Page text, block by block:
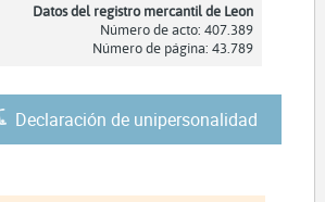
Datos del registro mercantil de Leon
Número de acto: 407.389
Número de página: 43.789
Declaración de unipersonalidad